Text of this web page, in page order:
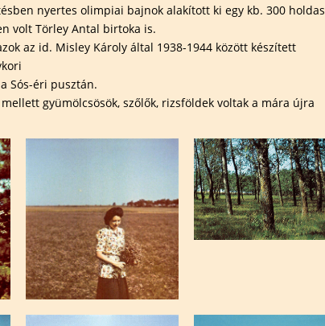
Határtalan Harta
nyertes olimpiai bajnok alakított ki egy kb. 300 holdas
volt Törley Antal birtoka is.
az id. Misley Károly által 1938-1944 között készített
Sós-éri pusztán.
gyümölcsösök, szőlők, rizsföldek voltak a mára újra